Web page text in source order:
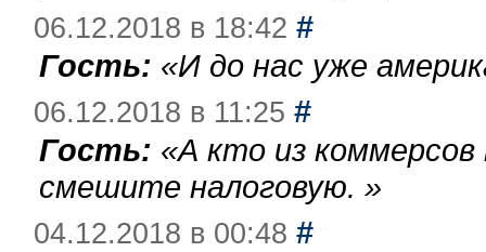
06.12.2018 в 18:42 #
Гость: «И до нас уже
06.12.2018 в 11:25 #
Гость: «А кто из
смешите налоговую. »
04.12.2018 в 00:48 #